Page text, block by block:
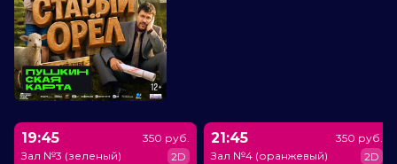
19:45
Зал №3 (зеленый)
350 руб.
2D
21:45
Зал №4 (оранжевый)
350 руб.
2D